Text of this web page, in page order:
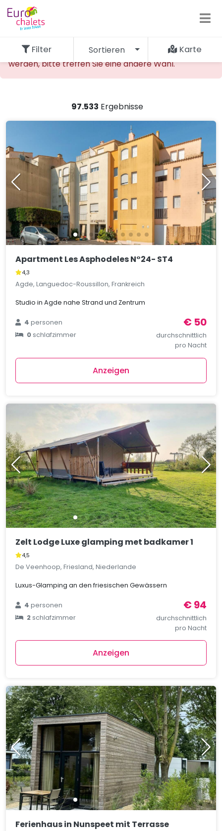
Die gewünschte Unterkunft kann nicht gefunden
werden, bitte treffen Sie eine andere Wahl.
97.533 Ergebnisse
Filter Sortieren Karte
Apartment Les Asphodeles N°24- ST4
4,3
Agde, Languedoc-Roussillon, Frankreich
Studio in Agde nahe Strand und Zentrum
4personen
0schlafzimmer
€ 50
durchschnittlich
pro Nacht
Anzeigen
Zelt Lodge Luxe glamping met badkamer 1
4,5
De Veenhoop, Friesland, Niederlande
Luxus-Glamping an den friesischen Gewässern
4personen
2schlafzimmer
€ 94
durchschnittlich
pro Nacht
Anzeigen
Ferienhaus in Nunspeet mit Terrasse